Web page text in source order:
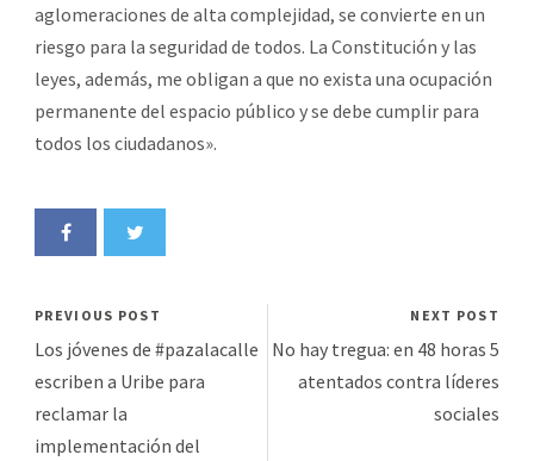
aglomeraciones de alta complejidad, se convierte en un
riesgo para la seguridad de todos. La Constitución y las
leyes, además, me obligan a que no exista una ocupación
permanente del espacio público y se debe cumplir para
todos los ciudadanos».
PREVIOUS POST
Los jóvenes de #pazalacalle
escriben a Uribe para
reclamar la
implementación del
NEXT POST
No hay tregua: en 48 horas 5
atentados contra líderes
sociales